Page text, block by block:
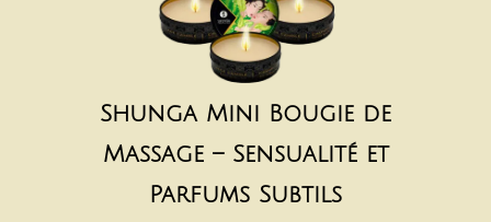
Shunga Mini Bougie de
Massage – Sensualité et
Parfums Subtils